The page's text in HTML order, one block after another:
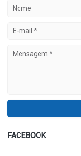
FACEBOOK